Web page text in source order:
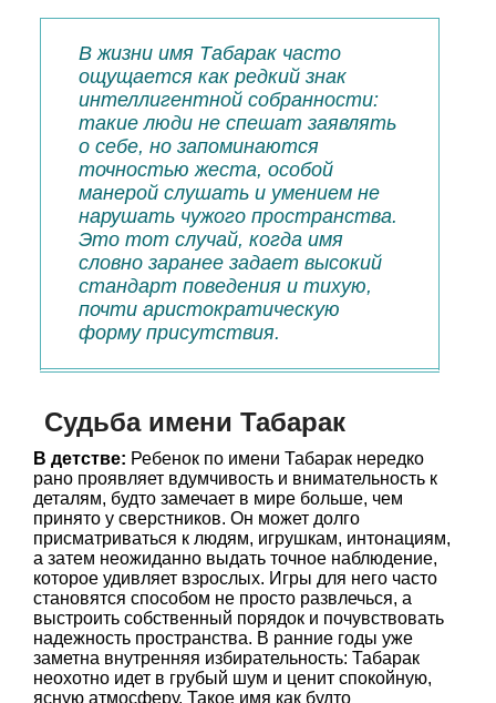
В жизни имя Табарак часто
ощущается как редкий знак
интеллигентной собранности:
такие люди не спешат заявлять
о себе, но запоминаются
точностью жеста, особой
манерой слушать и умением не
нарушать чужого пространства.
Это тот случай, когда имя
словно заранее задает высокий
стандарт поведения и тихую,
почти аристократическую
форму присутствия.
Судьба имени Табарак
В детстве: Ребенок по имени Табарак нередко
рано проявляет вдумчивость и внимательность к
деталям, будто замечает в мире больше, чем
принято у сверстников. Он может долго
присматриваться к людям, игрушкам, интонациям,
а затем неожиданно выдать точное наблюдение,
которое удивляет взрослых. Игры для него часто
становятся способом не просто развлечься, а
выстроить собственный порядок и почувствовать
надежность пространства. В ранние годы уже
заметна внутренняя избирательность: Табарак
неохотно идет в грубый шум и ценит спокойную,
ясную атмосферу. Такое имя как будто